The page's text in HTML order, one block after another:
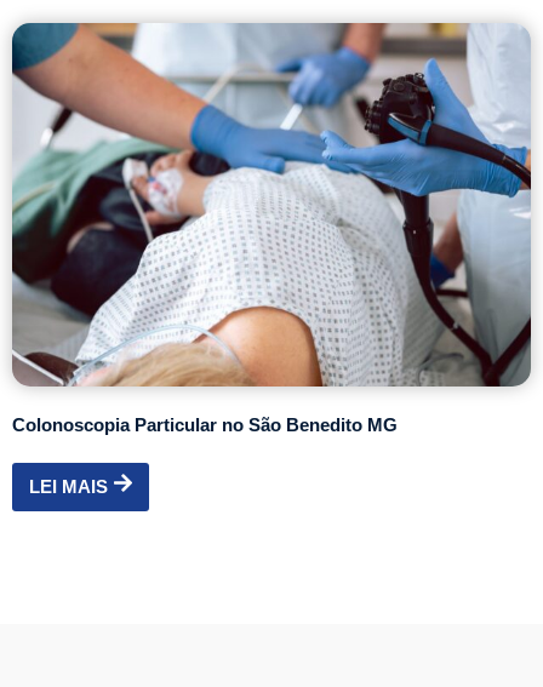
Colonoscopia Particular no São Benedito MG
LEI MAIS